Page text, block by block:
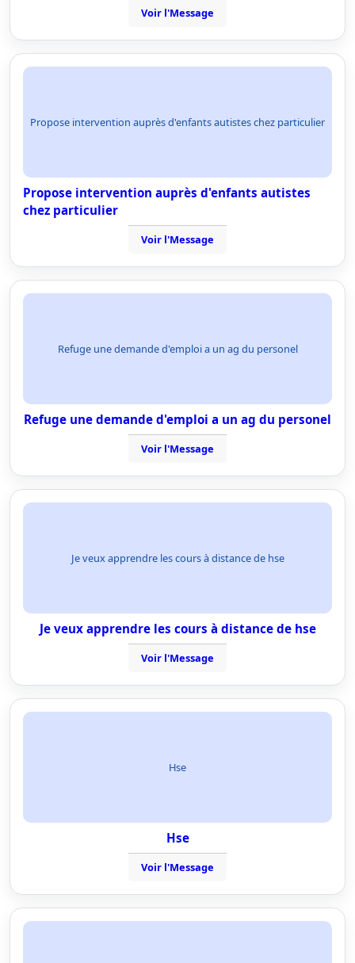
Voir l'Message
Propose intervention auprès d'enfants autistes chez particulier
Propose intervention auprès d'enfants autistes
chez particulier
Voir l'Message
Refuge une demande d'emploi a un ag du personel
Refuge une demande d'emploi a un ag du personel
Voir l'Message
Je veux apprendre les cours à distance de hse
Je veux apprendre les cours à distance de hse
Voir l'Message
Hse
Hse
Voir l'Message